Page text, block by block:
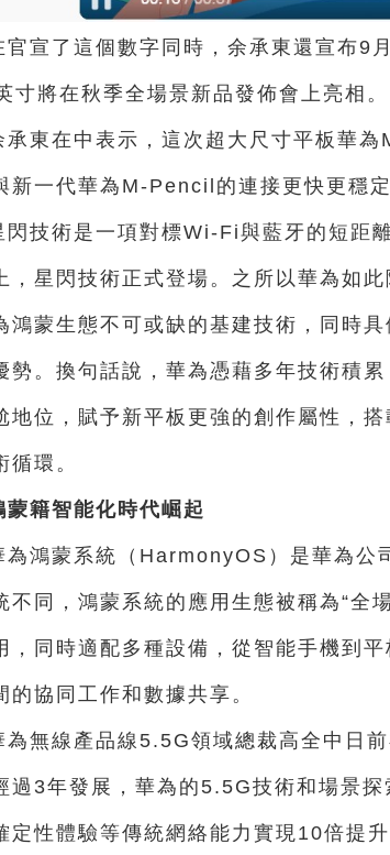
官宣了這個數字同時，余承東還宣布9
寸將在秋季全場景新品發佈會上亮相。
承東在中表示，這次超大尺寸平板華
新一代華為M-Pencil的連接更快更穩
閃技術是一項對標Wi-Fi與藍牙的短距
，星閃技術正式登場。之所以華為如
鴻蒙生態不可或缺的基建技術，同時
勢。換句話說，華為憑藉多年技術積
地位，賦予新平板更強的創作屬性，
循環。
蒙籍智能化時代崛起
為鴻蒙系統（HarmonyOS）是華為公
不同，鴻蒙系統的應用生態被稱為“全
，同時適配多種設備，從智能手機到
的協同工作和數據共享。
為無線產品線5.5G領域總裁高全中日
過3年發展，華為的5.5G技術和場景
定性體驗等傳統網絡能力實現10倍提